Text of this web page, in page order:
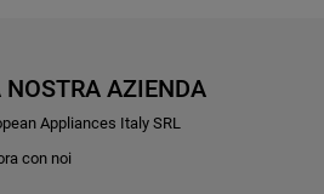
NOSTRA AZIENDA
Appliances Italy SRL
con noi